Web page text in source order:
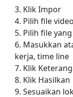
3. Klik Impor
4. Pilih file
5. Pilih file
6. Masukkan
kerja, time line
7. Klik
8. Klik Hasilkan
9. Sesuaikan